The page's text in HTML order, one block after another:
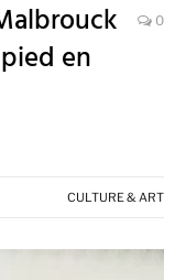
en
0
CULTURE & ART